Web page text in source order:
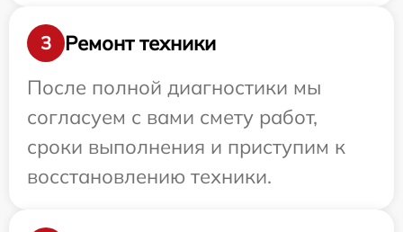
3
Ремонт техники
После полной диагностики мы
согласуем с вами смету работ,
сроки выполнения и приступим к
восстановлению техники.